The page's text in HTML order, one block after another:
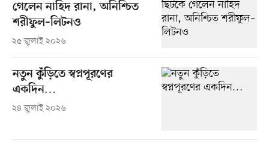
গেলেন নাহিদ রানা, অনিশ্চিত
শরীফুল–লিটনও
২৫ জুলাই ২০২৬
নতুন কুঁড়িতে স্বপ্নপূরণের
একদিন…
২৪ জুলাই ২০২৬